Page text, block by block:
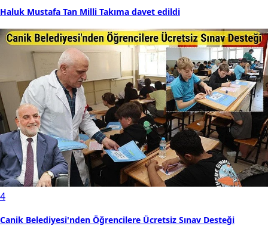
Haluk Mustafa Tan Milli Takıma davet edildi
4
Canik Belediyesi'nden Öğrencilere Ücretsiz Sınav Desteği